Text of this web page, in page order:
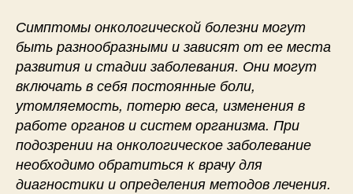
Симптомы онкологической болезни могут
быть разнообразными и зависят от ее места
развития и стадии заболевания. Они могут
включать в себя постоянные боли,
утомляемость, потерю веса, изменения в
работе органов и систем организма. При
подозрении на онкологическое заболевание
необходимо обратиться к врачу для
диагностики и определения методов лечения.